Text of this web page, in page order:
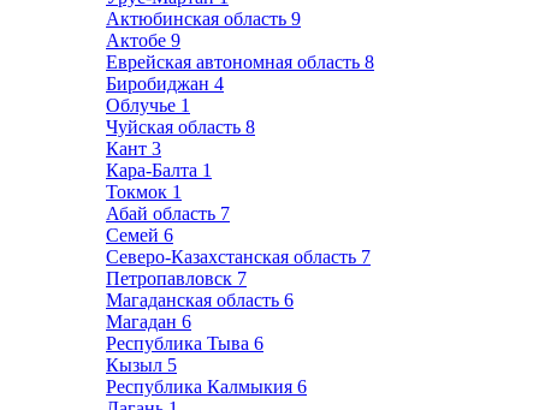
Актюбинская область 9
Актобе 9
Еврейская автономная область 8
Биробиджан 4
Облучье 1
Чуйская область 8
Кант 3
Кара-Балта 1
Токмок 1
Абай область 7
Семей 6
Северо-Казахстанская область 7
Петропавловск 7
Магаданская область 6
Магадан 6
Республика Тыва 6
Кызыл 5
Республика Калмыкия 6